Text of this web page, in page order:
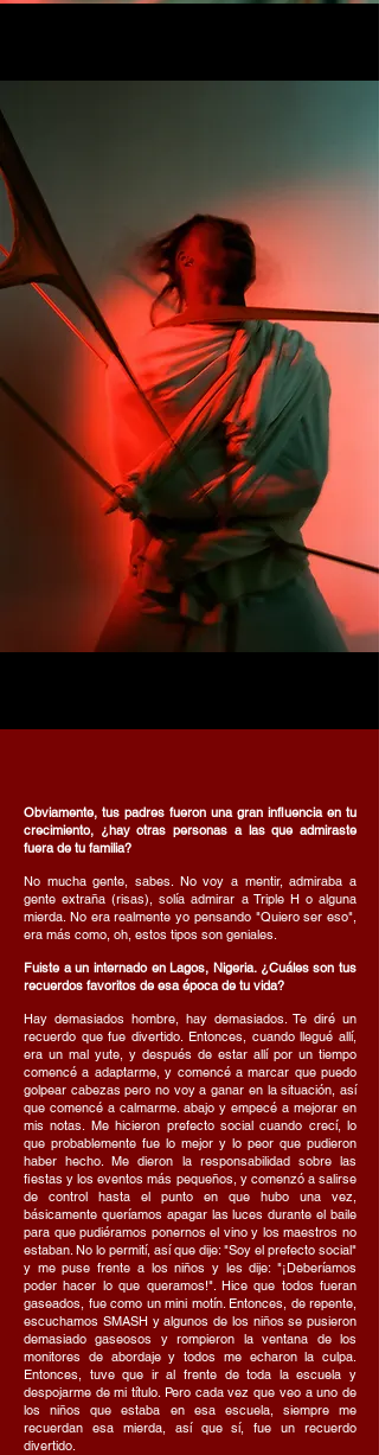
Obviamente, tus padres fueron una gran influencia en tu
crecimiento, ¿hay otras personas a las que admiraste
fuera de tu familia?
No mucha gente, sabes. No voy a mentir, admiraba a
gente extraña (risas), solía admirar a Triple H o alguna
mierda. No era realmente yo pensando "Quiero ser eso",
era más como, oh, estos tipos son geniales.
Fuiste a un internado en Lagos, Nigeria. ¿Cuáles son tus
recuerdos favoritos de esa época de tu vida?
Hay demasiados hombre, hay demasiados. Te diré un
recuerdo que fue divertido. Entonces, cuando llegué allí,
era un mal yute, y después de estar allí por un tiempo
comencé a adaptarme, y comencé a marcar que puedo
golpear cabezas pero no voy a ganar en la situación, así
que comencé a calmarme. abajo y empecé a mejorar en
mis notas. Me hicieron prefecto social cuando crecí, lo
que probablemente fue lo mejor y lo peor que pudieron
haber hecho. Me dieron la responsabilidad sobre las
fiestas y los eventos más pequeños, y comenzó a salirse
de control hasta el punto en que hubo una vez,
básicamente queríamos apagar las luces durante el baile
para que pudiéramos ponernos el vino y los maestros no
estaban. No lo permití, así que dije: "Soy el prefecto social"
y me puse frente a los niños y les dije: "¡Deberíamos
poder hacer lo que queramos!". Hice que todos fueran
gaseados, fue como un mini motín. Entonces, de repente,
escuchamos SMASH y algunos de los niños se pusieron
demasiado gaseosos y rompieron la ventana de los
monitores de abordaje y todos me echaron la culpa.
Entonces, tuve que ir al frente de toda la escuela y
despojarme de mi título. Pero cada vez que veo a uno de
los niños que estaba en esa escuela, siempre me
recuerdan esa mierda, así que sí, fue un recuerdo
divertido.